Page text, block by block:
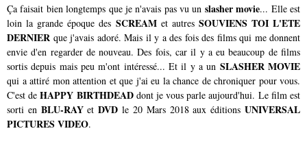
Ça faisait bien longtemps que je n'avais pas vu un slasher movie... Elle est
loin la grande époque des SCREAMet autres SOUVIENS TOI L'ETE
DERNIER que j'avais adoré. Mais il y a des fois des films qui me donnent
envie d'en regarder de nouveau. Des fois, car il y a eu beaucoup de films
sortis depuis mais peu m'ont intéressé... Et il y a un SLASHER MOVIE
qui a attiré mon attention et que j'ai eu la chance de chroniquer pour vous.
C'est deHAPPY BIRTHDEADdont je vous parle aujourd'hui. Le film est
sorti en BLU-RAYetDVD le 20 Mars 2018 aux éditionsUNIVERSAL
PICTURES VIDEO.